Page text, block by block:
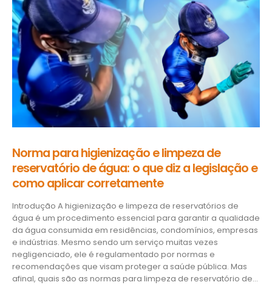
Norma para higienização e limpeza de
reservatório de água: o que diz a legislação e
como aplicar corretamente
Introdução A higienização e limpeza de reservatórios de
água é um procedimento essencial para garantir a qualidade
da água consumida em residências, condomínios, empresas
e indústrias. Mesmo sendo um serviço muitas vezes
negligenciado, ele é regulamentado por normas e
recomendações que visam proteger a saúde pública. Mas
afinal, quais são as normas para limpeza de reservatório de...